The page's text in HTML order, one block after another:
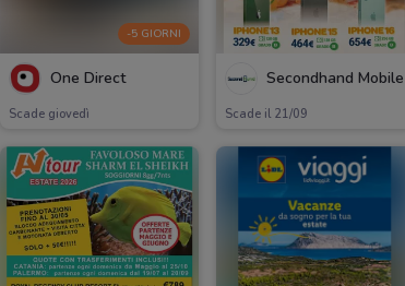
-5 GIORNI
One Direct
Scade giovedì
Secondhand Mobile
Scade il 21/09